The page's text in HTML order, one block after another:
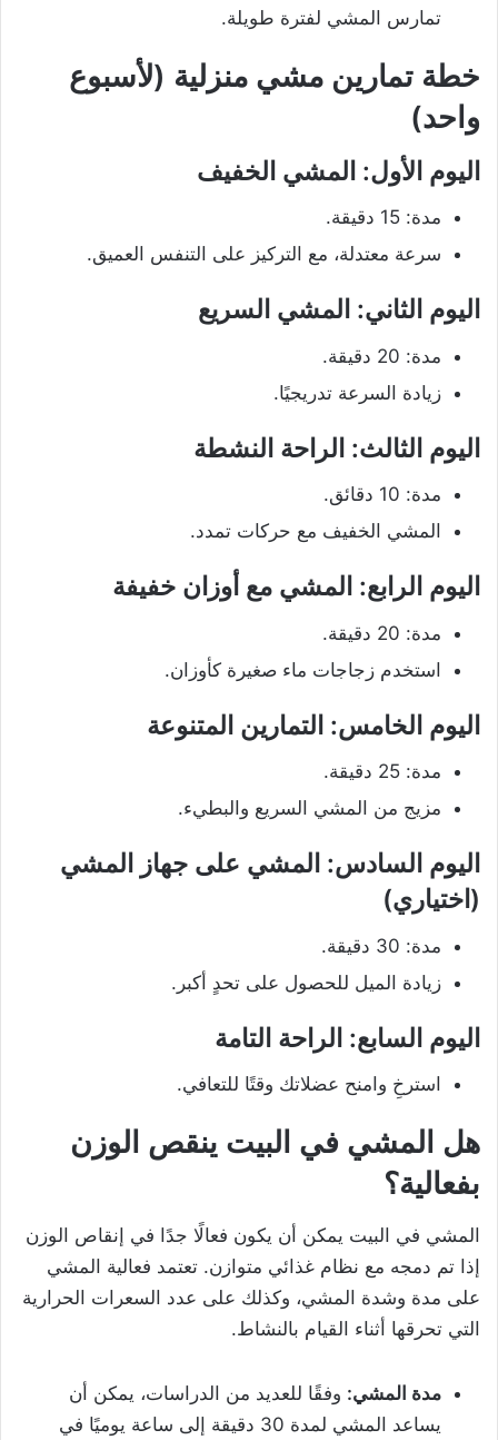
تمارس المشي لفترة طويلة.
خطة تمارين مشي منزلية (لأسبوع
واحد)
اليوم الأول: المشي الخفيف
مدة: 15 دقيقة.
سرعة معتدلة، مع التركيز على التنفس العميق.
اليوم الثاني: المشي السريع
مدة: 20 دقيقة.
زيادة السرعة تدريجيًا.
اليوم الثالث: الراحة النشطة
مدة: 10 دقائق.
المشي الخفيف مع حركات تمدد.
اليوم الرابع: المشي مع أوزان خفيفة
مدة: 20 دقيقة.
استخدم زجاجات ماء صغيرة كأوزان.
اليوم الخامس: التمارين المتنوعة
مدة: 25 دقيقة.
مزيج من المشي السريع والبطيء.
اليوم السادس: المشي على جهاز المشي
(اختياري)
مدة: 30 دقيقة.
زيادة الميل للحصول على تحدٍ أكبر.
اليوم السابع: الراحة التامة
استرخِ وامنح عضلاتك وقتًا للتعافي.
هل المشي في البيت ينقص الوزن
بفعالية؟
المشي في البيت يمكن أن يكون فعالًا جدًا في إنقاص الوزن
إذا تم دمجه مع نظام غذائي متوازن. تعتمد فعالية المشي
على مدة وشدة المشي، وكذلك على عدد السعرات الحرارية
التي تحرقها أثناء القيام بالنشاط.
مدة المشي: وفقًا للعديد من الدراسات، يمكن أن
يساعد المشي لمدة 30 دقيقة إلى ساعة يوميًا في